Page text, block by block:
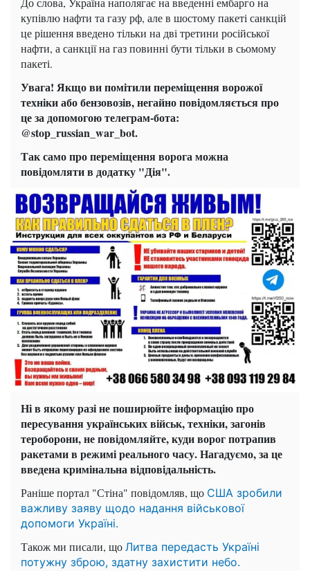
купівлю нафти та газу рф, але в шостому пакеті санкцій
це рішення введено тільки на дві третини російської
нафти, а санкції на газ повинні бути тільки в сьомому
пакеті.
Увага! Якщо ви помітили переміщення ворожої
техніки або бензовозів, негайно повідомляється про
це за допомогою телеграм-бота:
@stop_russian_war_bot.
Так само про переміщення ворога можна
повідомляти в додатку "Дія".
Ні в якому разі не поширюйте інформацію про
пересування українських військ, техніки, загонів
тероборони, не повідомляйте, куди ворог потрапив
ракетами в режимі реального часу. Нагадуємо, за це
введена кримінальна відповідальність.
Раніше портал "Стіна" повідомляв, що США зробили
важливу заяву щодо надання військової
допомоги Україні.
Також ми писали, що Литва передасть Україні
потужну зброю, здатну захистити небо.